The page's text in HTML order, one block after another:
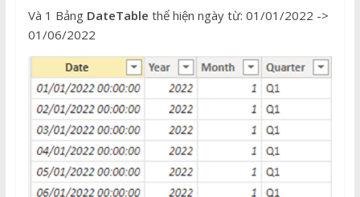
Và 1 Bảng DateTable thể hiện ngày từ: 01/01/2022 ->
01/06/2022